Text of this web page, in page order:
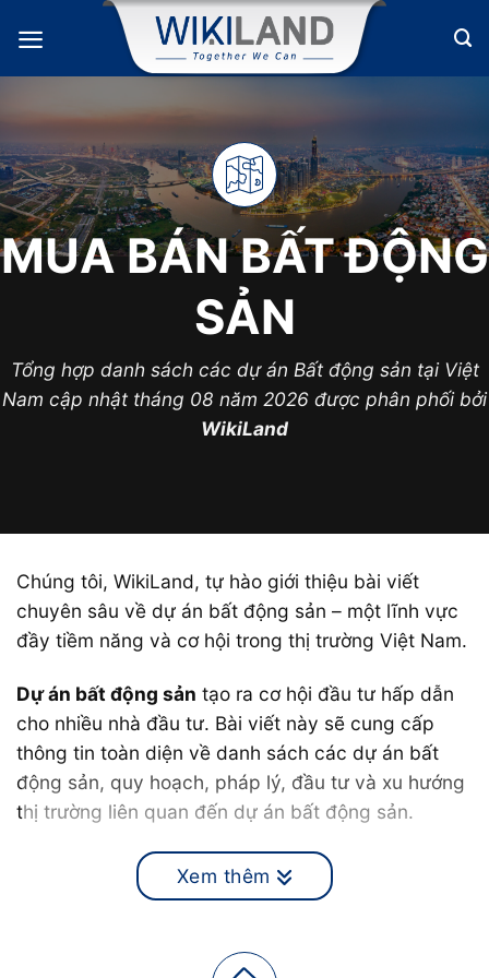
qua
nội
MUA BÁN BẤT ĐỘNG
SẢN
Tổng hợp danh sách các dự án Bất động sản tại Việt
Nam cập nhật tháng 08 năm 2026 được phân phối bởi
WikiLand
Chúng tôi, WikiLand, tự hào giới thiệu bài viết
chuyên sâu về dự án bất động sản – một lĩnh vực
đầy tiềm năng và cơ hội trong thị trường Việt Nam.
Dự án bất động sản tạo ra cơ hội đầu tư hấp dẫn
cho nhiều nhà đầu tư. Bài viết này sẽ cung cấp
thông tin toàn diện về danh sách các dự án bất
động sản, quy hoạch, pháp lý, đầu tư và xu hướng
thị trường liên quan đến dự án bất động sản.
Từ việc hiểu rõ quy trình phát triển dự án đến phân
tích lợi nhuận và rủi ro, chúng tôi sẽ giúp bạn nắm
Xem thêm